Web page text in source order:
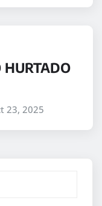
HURTADO
23, 2025